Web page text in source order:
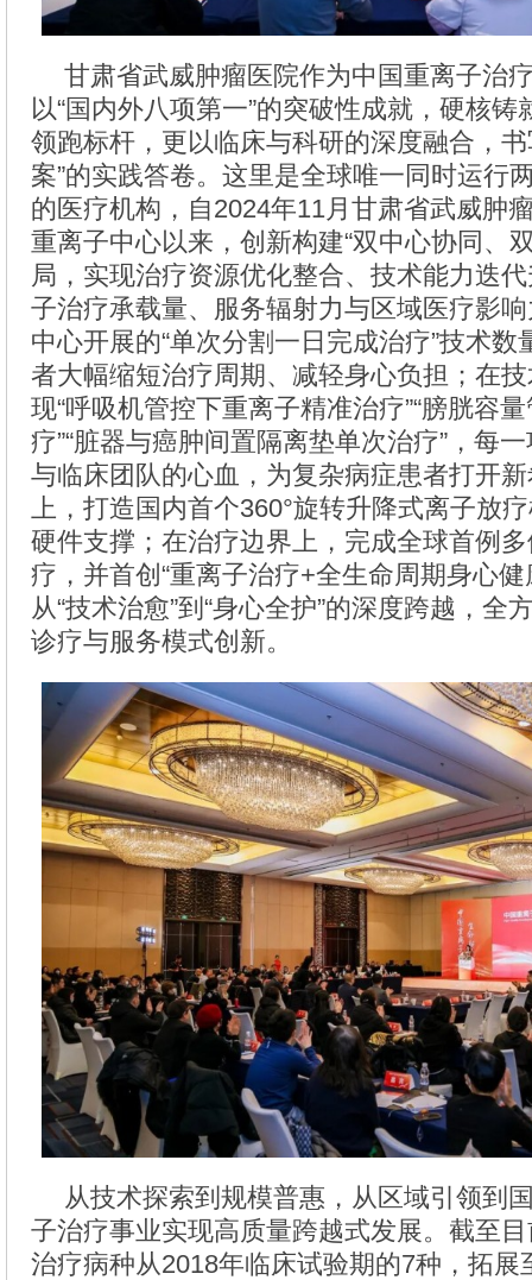
甘肃省武威肿瘤医院作为中国重离子治
以“国内外八项第一”的突破性成就，硬核
领跑标杆，更以临床与科研的深度融合，
案”的实践答卷。这里是全球唯一同时运行
的医疗机构，自2024年11月甘肃省武威肿
重离子中心以来，创新构建“双中心协同、
局，实现治疗资源优化整合、技术能力迭
子治疗承载量、服务辐射力与区域医疗影
中心开展的“单次分割一日完成治疗”技术
者大幅缩短治疗周期、减轻身心负担；在
现“呼吸机管控下重离子精准治疗”“膀胱容
疗”“脏器与癌肿间置隔离垫单次治疗”，每
与临床团队的心血，为复杂病症患者打开
上，打造国内首个360°旋转升降式离子放
硬件支撑；在治疗边界上，完成全球首例
疗，并首创“重离子治疗+全生命周期身心
从“技术治愈”到“身心全护”的深度跨越，全
诊疗与服务模式创新。
从技术探索到规模普惠，从区域引领到
子治疗事业实现高质量跨越式发展。截至
治疗病种从2018年临床试验期的7种，拓展